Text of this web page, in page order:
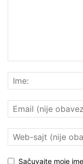
Sačuvajte moje